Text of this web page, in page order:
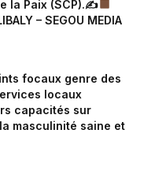
la Paix (SCP).✍
– SEGOU MEDIA
focaux genre des
locaux
capacités sur
masculinité saine et